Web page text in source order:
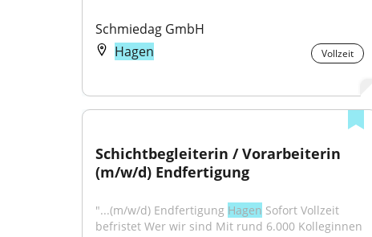
Schmiedag GmbH
Hagen
Vollzeit
Schichtbegleiterin / Vorarbeiterin
(m/w/d) Endfertigung
"...(m/w/d) Endfertigung Hagen Sofort Vollzeit
befristet Wer wir sind Mit rund 6.000 Kolleginnen